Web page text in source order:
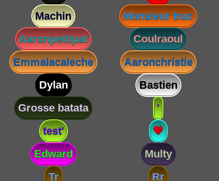
Machin
Monsieur truc
Aaronpetitpat
Coulraoul
Emmalacaleche
Aaronchristie
Dylan
Bastien
Grosse batata
'
test'
💗
Edward
Multy
Tr
Rr